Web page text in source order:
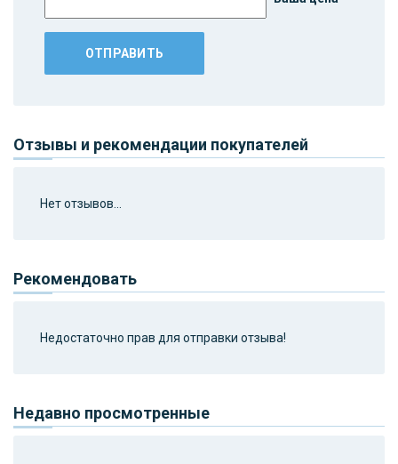
Отзывы и рекомендации покупателей
Нет отзывов...
Рекомендовать
Недостаточно прав для отправки отзыва!
Недавно просмотренные